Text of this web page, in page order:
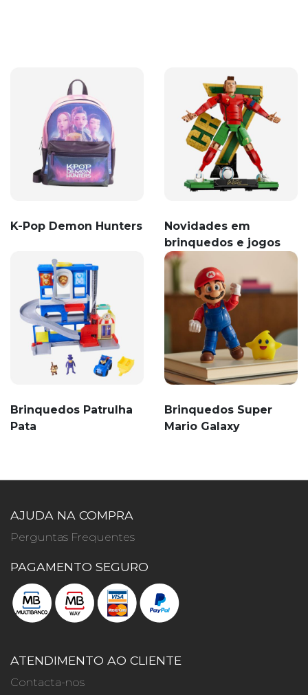
K-Pop Demon Hunters
Novidades em
brinquedos e jogos
Brinquedos Patrulha
Pata
Brinquedos Super
Mario Galaxy
AJUDA NA COMPRA
Perguntas Frequentes
PAGAMENTO SEGURO
ATENDIMENTO AO CLIENTE
Contacta-nos